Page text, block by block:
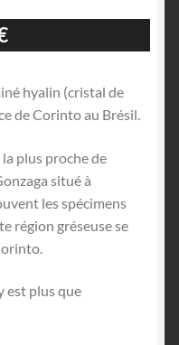
hyalin (cristal de
de Corinto au Brésil.
plus proche de
situé à
les spécimens
région gréseuse se
est plus que